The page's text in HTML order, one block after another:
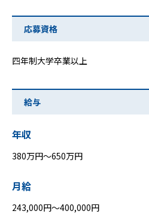
応募資格
四年制大学卒業以上
給与
年収
380万円～650万円
月給
243,000円～400,000円